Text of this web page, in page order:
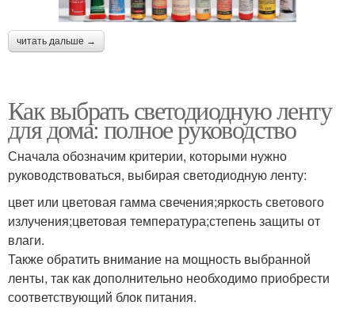
читать дальше →
Как выбрать светодиодную ленту
для дома: полное руководство
Сначала обозначим критерии, которыми нужно
руководствоваться, выбирая светодиодную ленту:
цвет или цветовая гамма свечения;яркость светового
излучения;цветовая температура;степень защиты от
влаги.
Также обратить внимание на мощность выбранной
ленты, так как дополнительно необходимо приобрести
соответствующий блок питания.